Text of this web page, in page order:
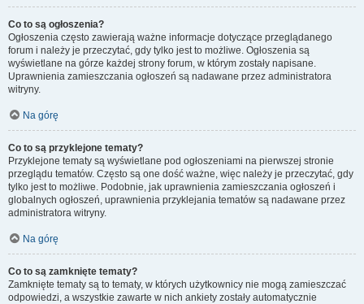
Co to są ogłoszenia?
Ogłoszenia często zawierają ważne informacje dotyczące przeglądanego
forum i należy je przeczytać, gdy tylko jest to możliwe. Ogłoszenia są
wyświetlane na górze każdej strony forum, w którym zostały napisane.
Uprawnienia zamieszczania ogłoszeń są nadawane przez administratora
witryny.
Na górę
Co to są przyklejone tematy?
Przyklejone tematy są wyświetlane pod ogłoszeniami na pierwszej stronie
przeglądu tematów. Często są one dość ważne, więc należy je przeczytać, gdy
tylko jest to możliwe. Podobnie, jak uprawnienia zamieszczania ogłoszeń i
globalnych ogłoszeń, uprawnienia przyklejania tematów są nadawane przez
administratora witryny.
Na górę
Co to są zamknięte tematy?
Zamknięte tematy są to tematy, w których użytkownicy nie mogą zamieszczać
odpowiedzi, a wszystkie zawarte w nich ankiety zostały automatycznie